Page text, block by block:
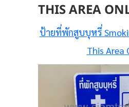
THIS AREA
ป้ายที่พักสูบบุหรี่
This Area